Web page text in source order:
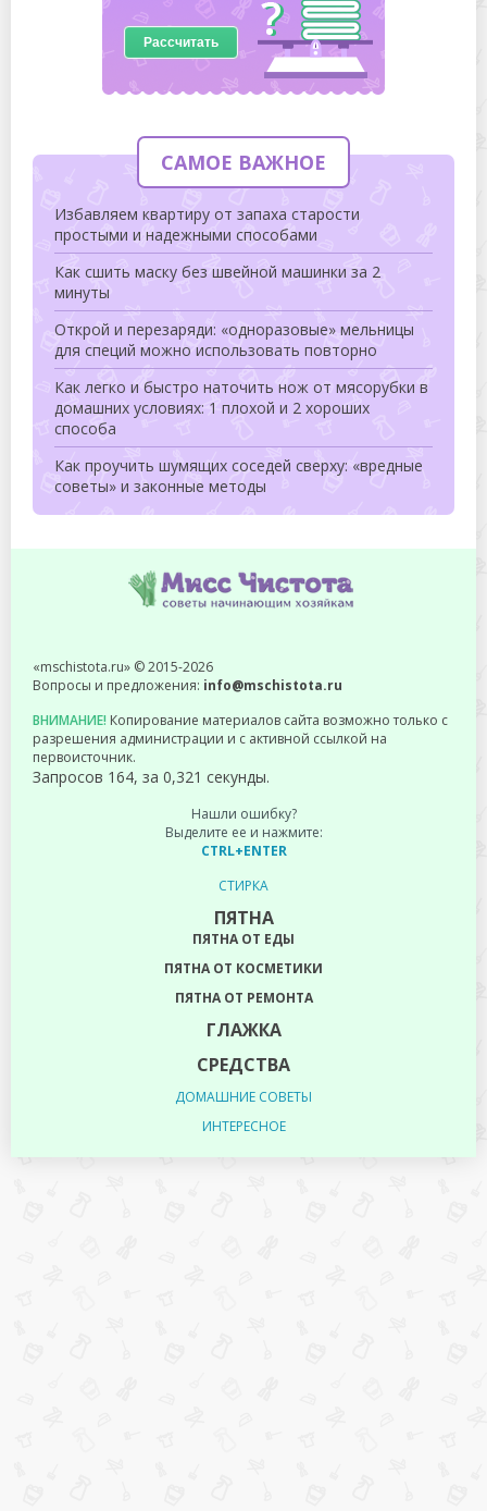
Рассчитать
САМОЕ ВАЖНОЕ
Избавляем квартиру от запаха старости
простыми и надежными способами
Как сшить маску без швейной машинки за 2
минуты
Открой и перезаряди: «одноразовые» мельницы
для специй можно использовать повторно
Как легко и быстро наточить нож от мясорубки в
домашних условиях: 1 плохой и 2 хороших
способа
Как проучить шумящих соседей сверху: «вредные
советы» и законные методы
«mschistota.ru» © 2015-2026
Вопросы и предложения: info@mschistota.ru
ВНИМАНИЕ! Копирование материалов сайта возможно только с
разрешения администрации и с активной ссылкой на
первоисточник.
Запросов 164, за 0,321 секунды.
Нашли ошибку?
Выделите ее и нажмите:
CTRL+ENTER
СТИРКА
ПЯТНА
ПЯТНА ОТ ЕДЫ
ПЯТНА ОТ КОСМЕТИКИ
ПЯТНА ОТ РЕМОНТА
ГЛАЖКА
СРЕДСТВА
ДОМАШНИЕ СОВЕТЫ
ИНТЕРЕСНОЕ